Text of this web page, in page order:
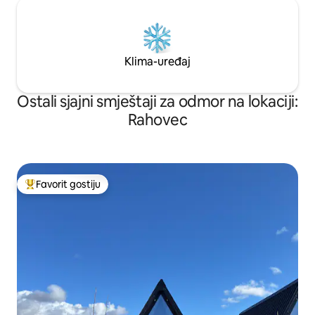
Klima-uređaj
Ostali sjajni smještaji za odmor na lokaciji:
Rahovec
Glavni favorit gostiju
Favorit gostiju